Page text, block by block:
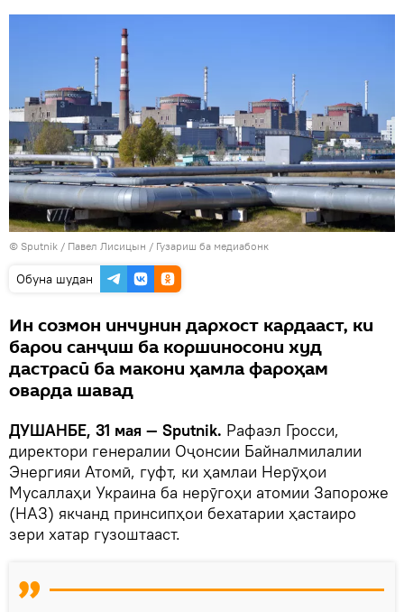
© Sputnik / Павел Лисицын / Гузариш ба медиабонк
Обуна шудан
Ин созмон инчунин дархост кардааст, ки
барои санҷиш ба коршиносони худ
дастрасӣ ба макони ҳамла фароҳам
оварда шавад
ДУШАНБЕ, 31 мая — Sputnik. Рафаэл Гросси,
директори генералии Оҷонсии Байналмилалии
Энергияи Атомӣ, гуфт, ки ҳамлаи Нерӯҳои
Мусаллаҳи Украина ба нерӯгоҳи атомии Запороже
(НАЗ) якчанд принсипҳои бехатарии ҳастаиро
зери хатар гузоштааст.